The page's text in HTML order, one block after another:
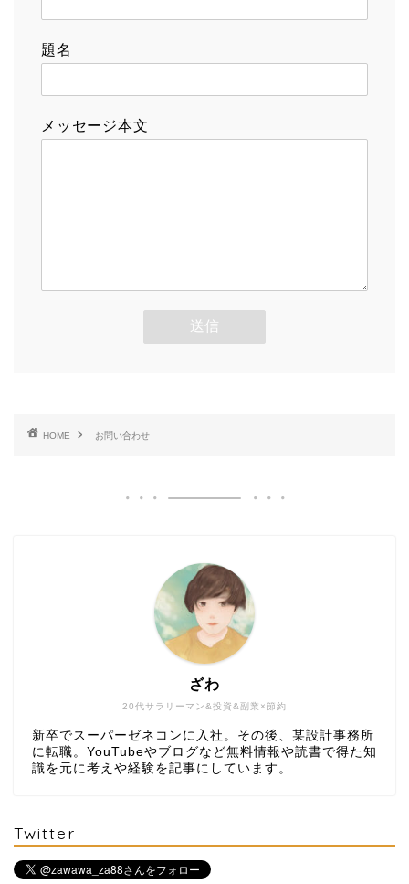
題名
メッセージ本文
HOME お問い合わせ
20代サラリーマン&投資&副業×節約
ざわ
新卒でスーパーゼネコンに入社。その後、某設計事務所
に転職。YouTubeやブログなど無料情報や読書で得た知
識を元に考えや経験を記事にしています。
Twitter